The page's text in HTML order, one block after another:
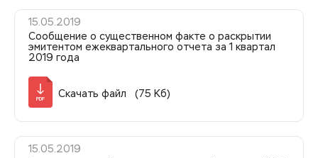
15.05.2019
Сообщение о существенном факте о раскрытии
эмитентом ежеквартального отчета за 1 квартал
2019 года
PDF
Скачать файл (75 Кб)
15.05.2019